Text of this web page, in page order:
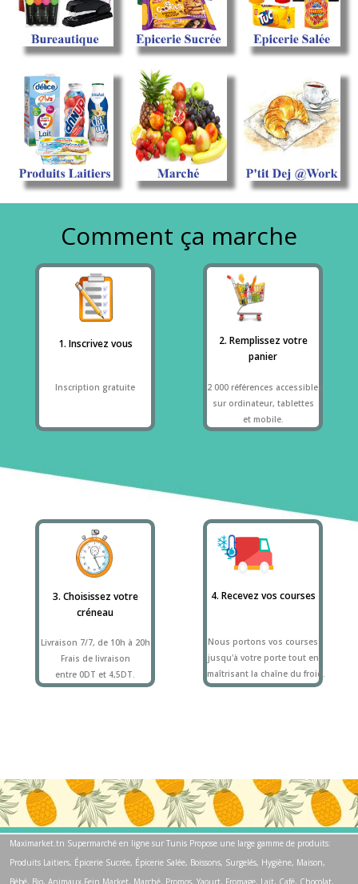
Comment ça marche
1. Inscrivez vous
2. Remplissez votre
panier
2 000 références accessibles
sur ordinateur, tablettes
et mobile.
3. Choisissez votre
créneau
4. Recevez vos courses
Livraison 7/7, de 10h à 20h
Frais de livraison
entre 0DT et 4,5DT.
Nous portons vos courses
jusqu'à votre porte tout en
maîtrisant la chaîne du froid.
Inscription gratuite
Maximarket.tn Supermarché en ligne sur Tunis Propose une large gamme de produits:
Produits Laitiers, Épicerie Sucrée, Épicerie Salée, Boissons, Surgelés, Hygiène, Maison,
Bébé, Bio, Animaux,Fein Market, Marché, Promos, Yaourt, Fromage, Lait, Café, Chocolat,